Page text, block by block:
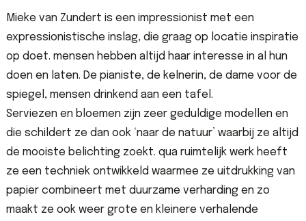
Mieke van Zundert is een impressionist met een
expressionistische inslag, die graag op locatie inspiratie
op doet. mensen hebben altijd haar interesse in al hun
doen en laten. De pianiste, de kelnerin, de dame voor de
spiegel, mensen drinkend aan een tafel.
Serviezen en bloemen zijn zeer geduldige modellen en
die schildert ze dan ook ‘naar de natuur’ waarbij ze altijd
de mooiste belichting zoekt. qua ruimtelijk werk heeft
ze een techniek ontwikkeld waarmee ze uitdrukking van
papier combineert met duurzame verharding en zo
maakt ze ook weer grote en kleinere verhalende